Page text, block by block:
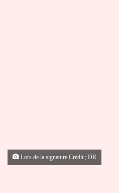
Lors de la signature Crédit ; DR